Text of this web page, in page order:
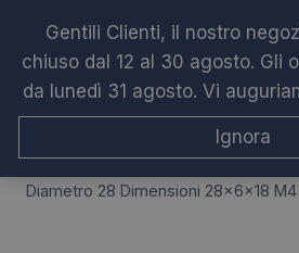
Gentili Clienti, il nostro
chiuso dal 12 al 30 agosto. Gli
da lunedì 31 agosto. Vi
Ignora
contenuto
Cuscinetti box doccia
Diametro 28 Dimensioni 28x6x18